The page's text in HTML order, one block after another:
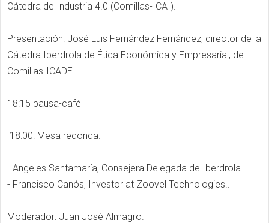
Cátedra de Industria 4.0 (Comillas-ICAI).
Presentación: José Luis Fernández Fernández, director de la
Cátedra Iberdrola de Ética Económica y Empresarial, de
Comillas-ICADE.
18:15 pausa-café
18:00: Mesa redonda.
- Angeles Santamaría, Consejera Delegada de Iberdrola.
- Francisco Canós, Investor at Zoovel Technologies..
Moderador: Juan José Almagro.